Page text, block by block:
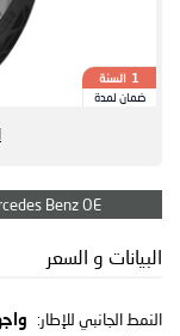
1 السنة
ضمان لمدة
Benz OE
البيانات و السعر
النمط الجانبي للإطار: